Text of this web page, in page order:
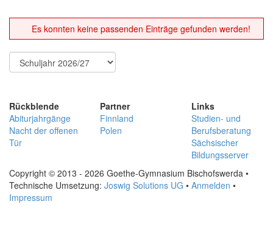
Es konnten keine passenden Einträge gefunden werden!
Rückblende
Abiturjahrgänge
Nacht der offenen
Tür
Partner
Finnland
Polen
Links
Studien- und
Berufsberatung
Sächsischer
Bildungsserver
Copyright © 2013 - 2026 Goethe-Gymnasium Bischofswerda •
Technische Umsetzung: Joswig Solutions UG • Anmelden •
Impressum